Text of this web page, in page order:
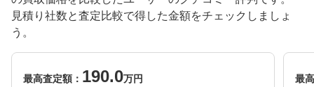
見積り社数と査定比較で得した金額をチェックしましょ
う。
最高査定額： 190.0万円
最